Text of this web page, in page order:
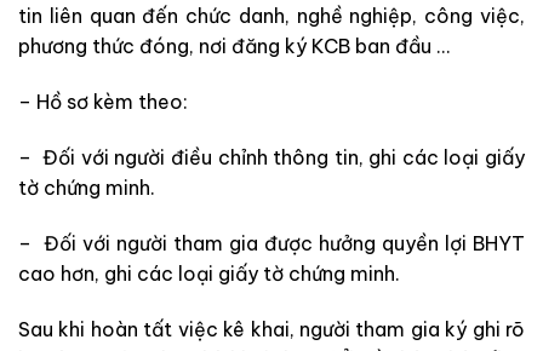
tin liên quan đến chức danh, nghề nghiệp, công việc,
phương thức đóng, nơi đăng ký KCB ban đầu …
– Hồ sơ kèm theo:
– Đối với người điều chỉnh thông tin, ghi các loại giấy
tờ chứng minh.
– Đối với người tham gia được hưởng quyền lợi BHYT
cao hơn, ghi các loại giấy tờ chứng minh.
Sau khi hoàn tất việc kê khai, người tham gia ký ghi rõ